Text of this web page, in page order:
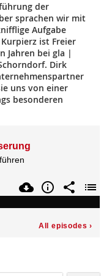
der
sprachen wir mit
Aufgabe
ist Freier
Jahren bei gla |
Dirk
uns von einer
besonderen